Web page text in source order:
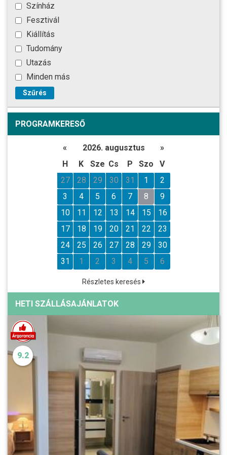
Színház
Fesztivál
Kiállítás
Tudomány
Utazás
Minden más
Szűrés
PROGRAMKERESŐ
« 2026. augusztus
»
H
K Sze Cs P Szo
V
27
28 29 30 31 1
2
3
4 5 6 7 8
9
10
11 12 13 14 15
16
17
18 19 20 21 22
23
24
25 26 27 28 29
30
31
1 2 3 4 5 6
Részletes keresés
HETI SZÁLLÁSAJÁNLATOK
9.2